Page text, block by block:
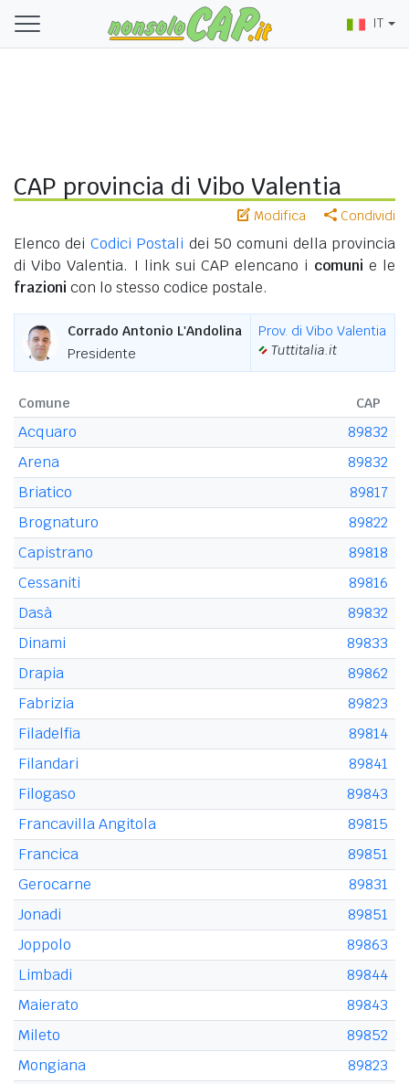
IT
CAP provincia di Vibo Valentia
Modifica Condividi
Elenco dei Codici Postali dei 50 comuni della provincia
di Vibo Valentia. I link sui CAP elencano i comuni e le
frazioni con lo stesso codice postale.
Corrado Antonio L'Andolina
Presidente
Prov. di Vibo Valentia
Tuttitalia.it
Comune CAP
Acquaro
89832
Arena
89832
Briatico
89817
Brognaturo
89822
Capistrano
89818
Cessaniti
89816
Dasà
89832
Dinami
89833
Drapia
89862
Fabrizia
89823
Filadelfia
89814
Filandari
89841
Filogaso
89843
Francavilla Angitola
89815
Francica
89851
Gerocarne
89831
Jonadi
89851
Joppolo
89863
Limbadi
89844
Maierato
89843
Mileto
89852
Mongiana
89823